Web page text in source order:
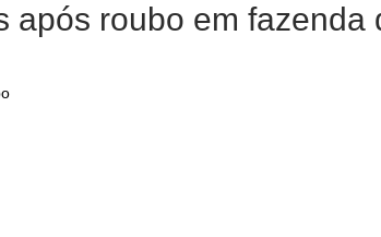
após roubo em fazenda